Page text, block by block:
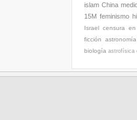
islam China
15M feminismo
Israel
censura
ficción
astronomía
biología astrofísica